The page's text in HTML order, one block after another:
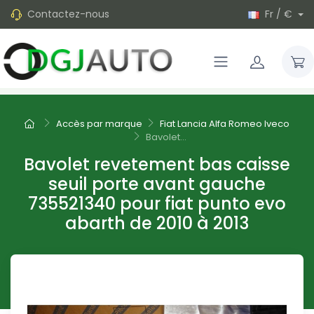
Contactez-nous Fr / €
Accès par marque
Fiat Lancia Alfa Romeo Iveco
Bavolet...
Bavolet revetement bas caisse
seuil porte avant gauche
735521340 pour fiat punto evo
abarth de 2010 à 2013